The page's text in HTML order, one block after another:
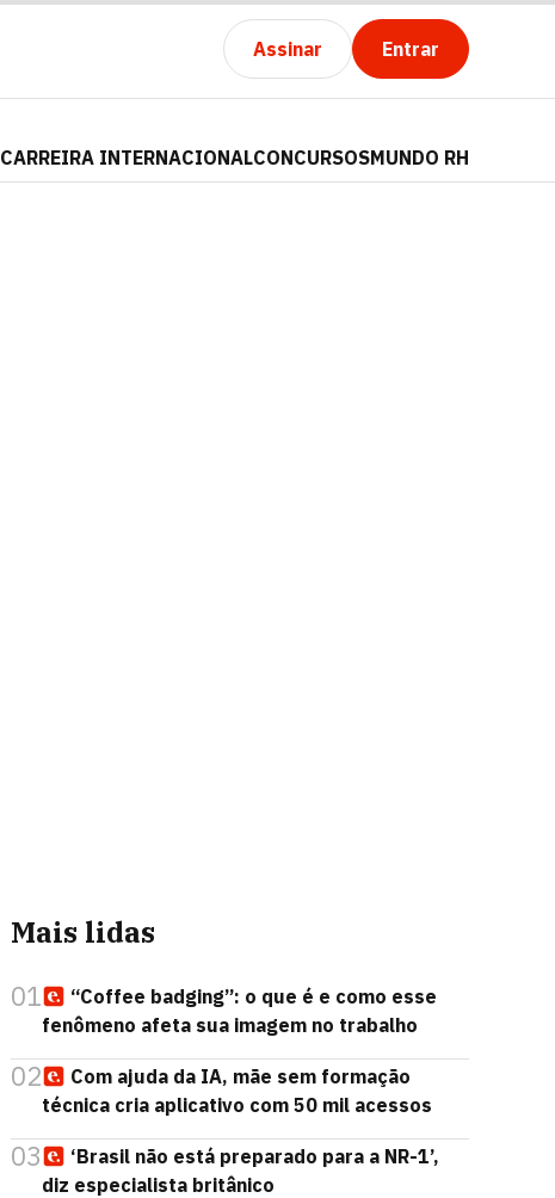
Assinar Entrar
CARREIRA INTERNACIONALCONCURSOSMUNDO RH
Mais lidas
01
“Coffee badging”: o que é e como esse
fenômeno afeta sua imagem no trabalho
02
Com ajuda da IA, mãe sem formação
técnica cria aplicativo com 50 mil acessos
03
‘Brasil não está preparado para a NR-1’,
diz especialista britânico